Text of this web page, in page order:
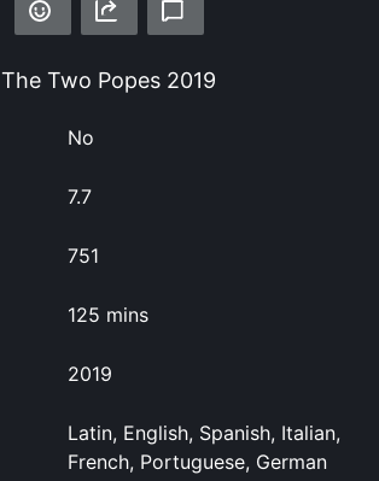
The Two Popes 2019
No
7.7
751
125 mins
2019
Latin, English, Spanish, Italian,
French, Portuguese, German